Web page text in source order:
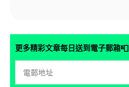
更多精彩文章每日送到電子郵箱📮